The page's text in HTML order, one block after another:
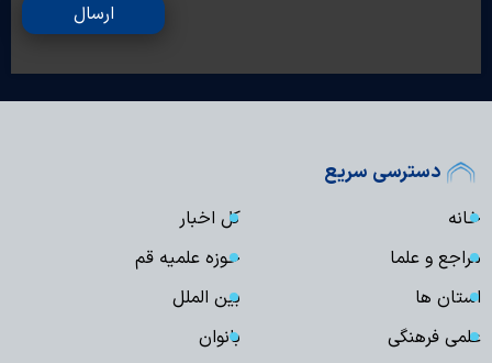
ارسال
دسترسی سریع
خانه
کل اخبار
مراجع و علما
حوزه علمیه قم
استان ها
بین الملل
علمی فرهنگی
بانوان